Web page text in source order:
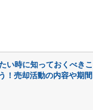
時に知っておくべきこ
！売却活動の内容や期